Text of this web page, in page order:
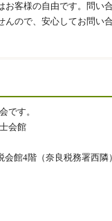
お客様の自由です。問い
んので、安心してお問い
です。
会館
会館4階（奈良税務署西隣